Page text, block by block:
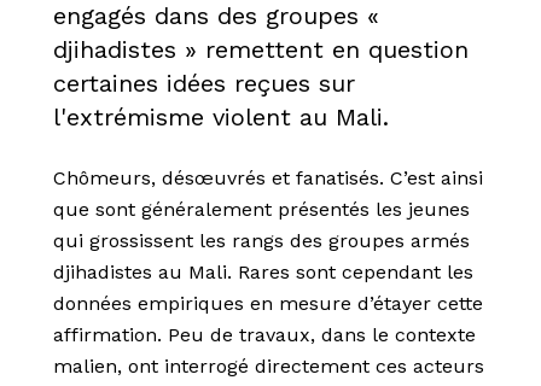
engagés dans des groupes «
djihadistes » remettent en question
certaines idées reçues sur
l'extrémisme violent au Mali.
Chômeurs, désœuvrés et fanatisés. C’est ainsi
que sont généralement présentés les jeunes
qui grossissent les rangs des groupes armés
djihadistes au Mali. Rares sont cependant les
données empiriques en mesure d’étayer cette
affirmation. Peu de travaux, dans le contexte
malien, ont interrogé directement ces acteurs